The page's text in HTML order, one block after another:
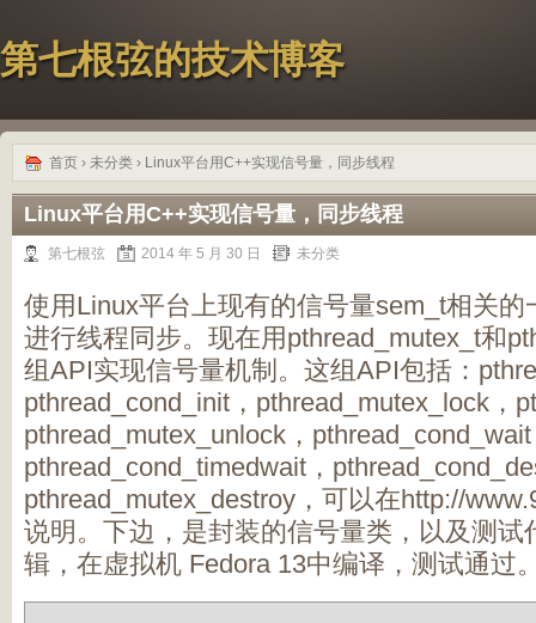
第七根弦的技术博客
首页 › 未分类 › Linux平台用C++实现信号量，同步线程
Linux平台用C++实现信号量，同步线程
第七根弦 2014 年 5 月 30 日 未分类
使用Linux平台上现有的信号量sem_t相关
进行线程同步。现在用pthread_mutex_t和
组API实现信号量机制。这组API包括：
pthread_cond_init，pthread_mutex_lock，
pthread_mutex_unlock，
pthread_cond_timedwait，
pthread_mutex_destroy，可以在http://
说明。下边，是封装的信号量类，以及测试
辑，在虚拟机 Fedora 13中编译，测试通过